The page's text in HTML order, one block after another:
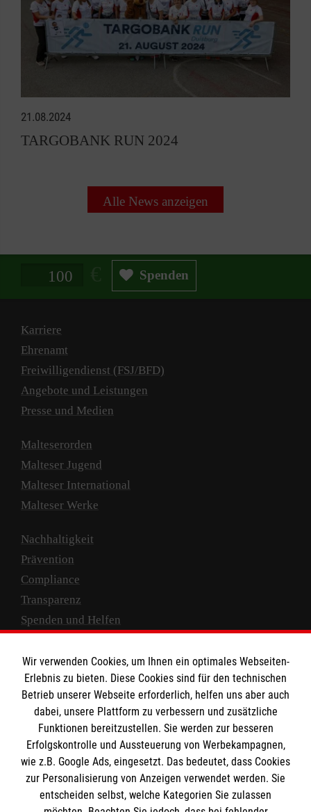
21.08.2024
TARGOBANK RUN 2024
Alle News anzeigen
Spendenbetrag in Euro Spenden
Karriere
Ehrenamt
Freiwilligendienst (FSJ/BFD)
Angebote und Leistungen
Presse und Medien
Malteserorden
Malteser Jugend
Malteser International
Malteser Werke
Nachhaltigkeit
Prävention
Compliance
Transparenz
Spenden und Helfen
Empfänger: Malteser Hilfsdienst e.V.
IBAN: DE10 3706 0120 1201 2000 12
BIC: GENODED 1PA7
Wir verwenden Cookies, um Ihnen ein optimales Webseiten-
Erlebnis zu bieten. Diese Cookies sind für den technischen
Betrieb unserer Webseite erforderlich, helfen uns aber auch
dabei, unsere Plattform zu verbessern und zusätzliche
Funktionen bereitzustellen. Sie werden zur besseren
Erfolgskontrolle und Aussteuerung von Werbekampagnen,
wie z.B. Google Ads, eingesetzt. Das bedeutet, dass Cookies
zur Personalisierung von Anzeigen verwendet werden. Sie
entscheiden selbst, welche Kategorien Sie zulassen